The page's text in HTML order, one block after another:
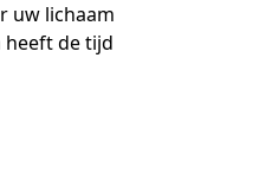
uw lichaam
heeft de tijd